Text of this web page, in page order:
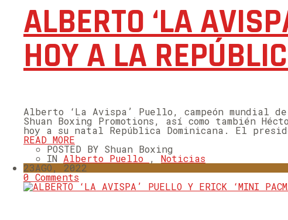
ALBERTO ‘LA
HOY A LA
Alberto ‘La Avispa’ Puello, campeón mundial
Shuan Boxing Promotions, así como también
hoy a su natal República Dominicana. El
READ MORE
POSTED BY Shuan Boxing
IN Alberto Puello , Noticias
23AGO, 2022
0 Comments